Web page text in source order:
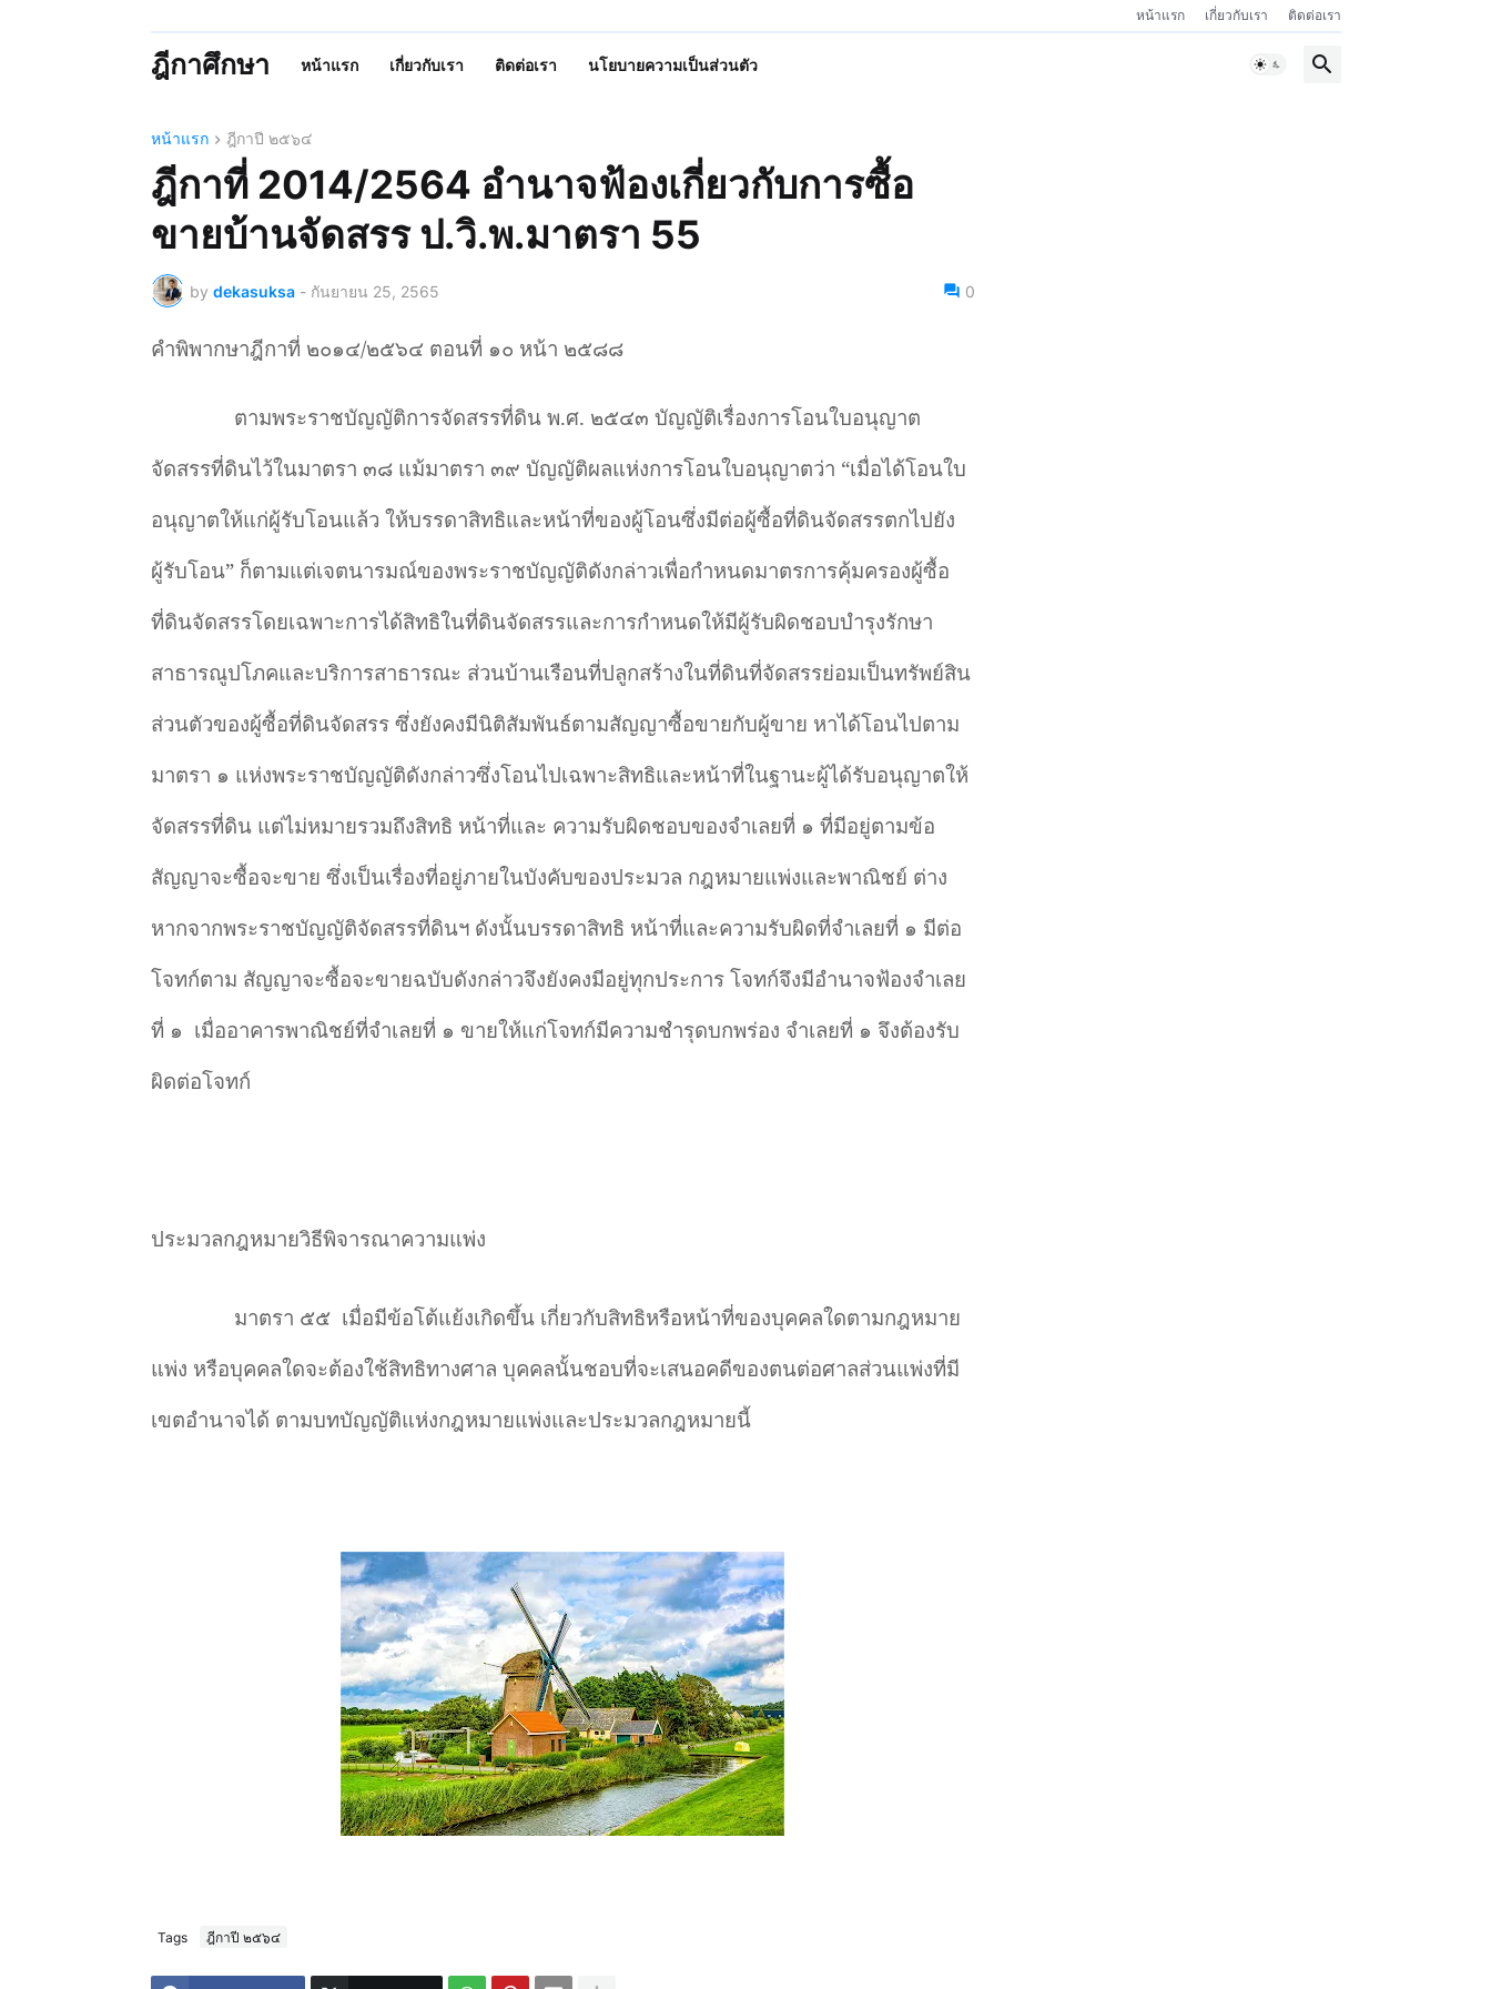
หน้าแรก เกี่ยวกับเรา ติดต่อเรา
ฎีกาศึกษา หน้าแรก เกี่ยวกับเรา ติดต่อเรา นโยบายความเป็นส่วนตัว
หน้าแรก ฎีกาปี ๒๕๖๔
ฎีกาที่ 2014/2564 อำนาจฟ้องเกี่ยวกับการซื้อ
ขายบ้านจัดสรร ป.วิ.พ.มาตรา 55
by dekasuksa - กันยายน 25, 2565 0
คำพิพากษาฎีกาที่ ๒๐๑๔/๒๕๖๔ ตอนที่ ๑๐ หน้า ๒๕๘๘
ตามพระราชบัญญัติการจัดสรรที่ดิน พ.ศ. ๒๕๔๓ บัญญัติเรื่องการโอนใบอนุญาต
จัดสรรที่ดินไว้ในมาตรา ๓๘ แม้มาตรา ๓๙ บัญญัติผลแห่งการโอนใบอนุญาตว่า “เมื่อได้โอนใบ
อนุญาตให้แก่ผู้รับโอนแล้ว ให้บรรดาสิทธิและหน้าที่ของผู้โอนซึ่งมีต่อผู้ซื้อที่ดินจัดสรรตกไปยัง
ผู้รับโอน” ก็ตามแต่เจตนารมณ์ของพระราชบัญญัติดังกล่าวเพื่อกำหนดมาตรการคุ้มครองผู้ซื้อ
ที่ดินจัดสรรโดยเฉพาะการได้สิทธิในที่ดินจัดสรรและการกำหนดให้มีผู้รับผิดชอบบำรุงรักษา
สาธารณูปโภคและบริการสาธารณะ ส่วนบ้านเรือนที่ปลูกสร้างในที่ดินที่จัดสรรย่อมเป็นทรัพย์สิน
ส่วนตัวของผู้ซื้อที่ดินจัดสรร ซึ่งยังคงมีนิติสัมพันธ์ตามสัญญาซื้อขายกับผู้ขาย หาได้โอนไปตาม
มาตรา ๑ แห่งพระราชบัญญัติดังกล่าวซึ่งโอนไปเฉพาะสิทธิและหน้าที่ในฐานะผู้ได้รับอนุญาตให้
จัดสรรที่ดิน แต่ไม่หมายรวมถึงสิทธิ หน้าที่และ ความรับผิดชอบของจำเลยที่ ๑ ที่มีอยู่ตามข้อ
สัญญาจะซื้อจะขาย ซึ่งเป็นเรื่องที่อยู่ภายในบังคับของประมวล กฎหมายแพ่งและพาณิชย์ ต่าง
หากจากพระราชบัญญัติจัดสรรที่ดินฯ ดังนั้นบรรดาสิทธิ หน้าที่และความรับผิดที่จำเลยที่ ๑ มีต่อ
โจทก์ตาม สัญญาจะซื้อจะขายฉบับดังกล่าวจึงยังคงมีอยู่ทุกประการ โจทก์จึงมีอำนาจฟ้องจำเลย
ที่ ๑ เมื่ออาคารพาณิชย์ที่จำเลยที่ ๑ ขายให้แก่โจทก์มีความชำรุดบกพร่อง จำเลยที่ ๑ จึงต้องรับ
ผิดต่อโจทก์
ประมวลกฎหมายวิธีพิจารณาความแพ่ง
มาตรา ๕๕ เมื่อมีข้อโต้แย้งเกิดขึ้น เกี่ยวกับสิทธิหรือหน้าที่ของบุคคลใดตามกฎหมาย
แพ่ง หรือบุคคลใดจะต้องใช้สิทธิทางศาล บุคคลนั้นชอบที่จะเสนอคดีของตนต่อศาลส่วนแพ่งที่มี
เขตอำนาจได้ ตามบทบัญญัติแห่งกฎหมายแพ่งและประมวลกฎหมายนี้
Tags ฎีกาปี ๒๕๖๔